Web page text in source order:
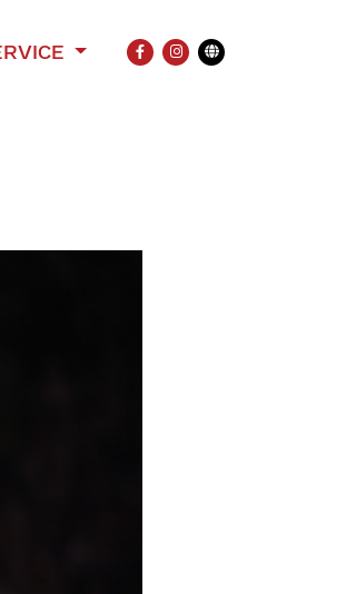
FACEBOOK
INSTAGRAM
Übersetzung